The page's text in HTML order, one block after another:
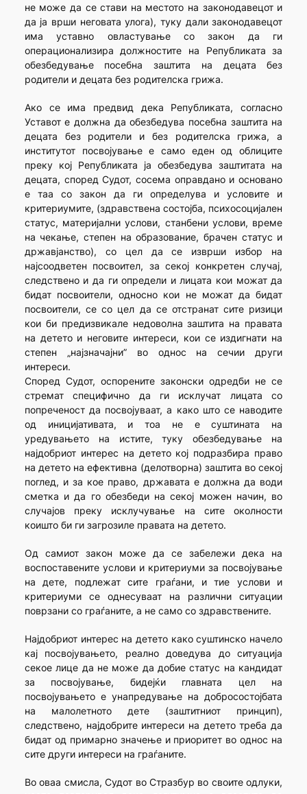
не може да се стави на местото на законодавецот и
да ја врши неговата улога), туку дали законодавецот
има уставно овластување со закон да ги
операционализира должностите на Републиката за
обезбедување посебна заштита на децата без
родители и децата без родителска грижа.
Ако се има предвид дека Републиката, согласно
Уставот е должна да обезбедува посебна заштита на
децата без родители и без родителска грижа, а
институтот посвојување е само еден од облиците
преку кој Републиката ја обезбедува заштитата на
децата, според Судот, сосема оправдано и основано
е таа со закон да ги определува и условите и
критериумите, (здравствена состојба, психосоцијален
статус, материјални услови, станбени услови, време
на чекање, степен на образование, брачен статус и
државјанство), со цел да се изврши избор на
најсоодветен посвоител, за секој конкретен случај,
следствено и да ги определи и лицата кои можат да
бидат посвоители, односно кои не можат да бидат
посвоители, се со цел да се отстранат сите ризици
кои би предизвикале недоволна заштита на правата
на детето и неговите интереси, кои се издигнати на
степен „најзначајни” во однос на сечии други
интереси.
Според Судот, оспорените законски одредби не се
стремат специфично да ги исклучат лицата со
попреченост да посвојуваат, а како што се наводите
од иницијативата, и тоа не е суштината на
уредувањето на истите, туку обезбедување на
најдобриот интерес на детето кој подразбира право
на детето на ефективна (делотворна) заштита во секој
поглед, и за кое право, државата е должна да води
сметка и да го обезбеди на секој можен начин, во
случајов преку исклучување на сите околности
коишто би ги загрозиле правата на детето.
Од самиот закон може да се забележи дека на
воспоставените услови и критериуми за посвојување
на дете, подлежат сите граѓани, и тие услови и
критериуми се однесуваат на различни ситуации
поврзани со граѓаните, а не само со здравствените.
Најдобриот интерес на детето како суштинско начело
кај посвојувањето, реално доведува до ситуација
секое лице да не може да добие статус на кандидат
за посвојување, бидејќи главната цел на
посвојувањето е унапредување на добросостојбата
на малолетното дете (заштитниот принцип),
следствено, најдобрите интереси на детето треба да
бидат од примарно значење и приоритет во однос на
сите други интереси на граѓаните.
Во оваа смисла, Судот во Стразбур во своите одлуки,